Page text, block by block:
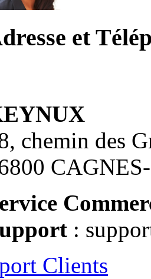
et
chemin des
:
Clients